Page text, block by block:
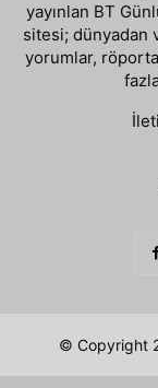
yayınlan BT
sitesi; dünyadan
yorumlar,
© Copyright